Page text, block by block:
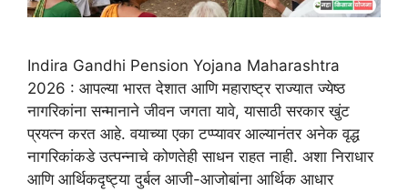
Indira Gandhi Pension Yojana Maharashtra
2026 : आपल्या भारत देशात आणि महाराष्ट्र राज्यात ज्येष्ठ
नागरिकांना सन्मानाने जीवन जगता यावे, यासाठी सरकार खुंट
प्रयत्न करत आहे. वयाच्या एका टप्प्यावर आल्यानंतर अनेक वृद्ध
नागरिकांकडे उत्पन्नाचे कोणतेही साधन राहत नाही. अशा निराधार
आणि आर्थिकदृष्ट्या दुर्बल आजी-आजोबांना आर्थिक आधार